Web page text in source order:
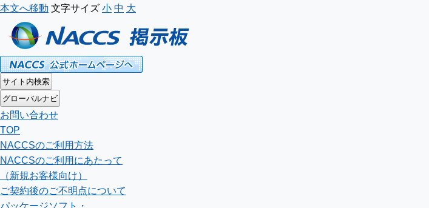
本文へ移動 文字サイズ小中 大
サイト内検索
グローバルナビ
お問い合わせ
TOP
NACCSのご利用方法
NACCSのご利用にあたって
（新規お客様向け）
ご契約後のご不明点について
パッケージソフト・